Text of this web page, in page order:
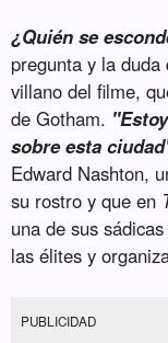
¿Quién se
pregunta y la
villano del filme,
de Gotham.
sobre esta
Edward Nashton,
su rostro y que en
una de sus
las élites y
PUBLICIDAD